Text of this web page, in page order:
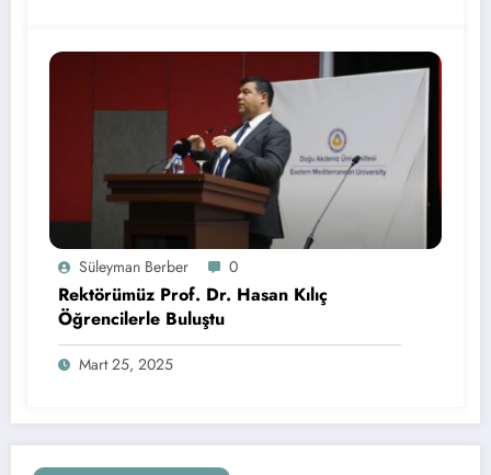
Süleyman Berber 0
Rektörümüz Prof. Dr. Hasan Kılıç
Öğrencilerle Buluştu
Mart 25, 2025